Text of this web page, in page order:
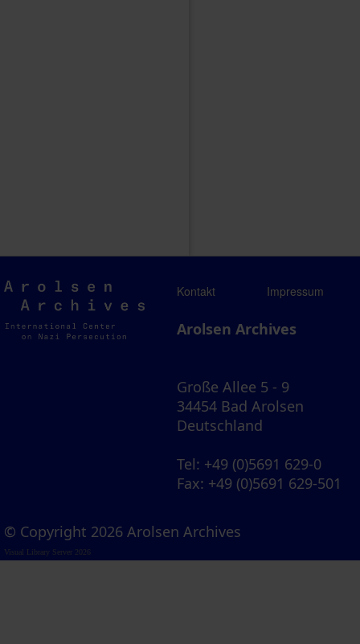
Arolsen
Archives
Kontakt Impressum
Arolsen Archives
Große Allee 5 - 9
34454 Bad Arolsen
Deutschland
Tel: +49 (0)5691 629-0
Fax: +49 (0)5691 629-501
© Copyright 2026 Arolsen Archives
Visual Library Server 2026